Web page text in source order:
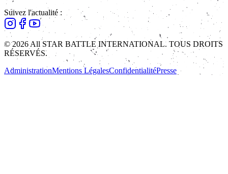
Suivez l'actualité :
© 2026 All STAR BATTLE INTERNATIONAL. TOUS DROITS
RÉSERVÉS.
AdministrationMentions LégalesConfidentialitéPresse